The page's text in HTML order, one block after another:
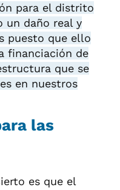
para el distrito
un daño real y
puesto que ello
financiación de
que se
en nuestros
las
es que el